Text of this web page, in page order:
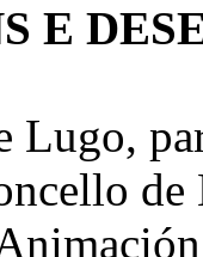
E
Lugo,
de